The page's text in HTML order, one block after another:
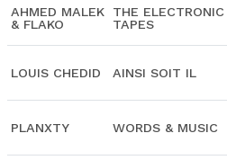
AHMED MALEK
& FLAKO
THE ELECTRONIC
TAPES
LOUIS CHEDID AINSI SOIT IL
PLANXTY WORDS & MUSIC